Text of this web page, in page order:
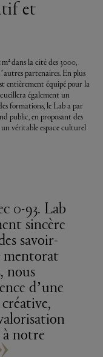
et
m2dans la cité des 3000,
partenaires. En plus
entièrement équipé pour la
également un
formations, le Lab a par
public, en proposant des
un véritable espace culturel
0-93. Lab
sincère
savoir-
mentorat
nous
d’une
notre